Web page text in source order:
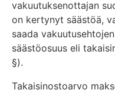
vakuutuksenottajan
on kertynyt säästöä,
saada
säästöosuus eli
§).
Takaisinostoarvo